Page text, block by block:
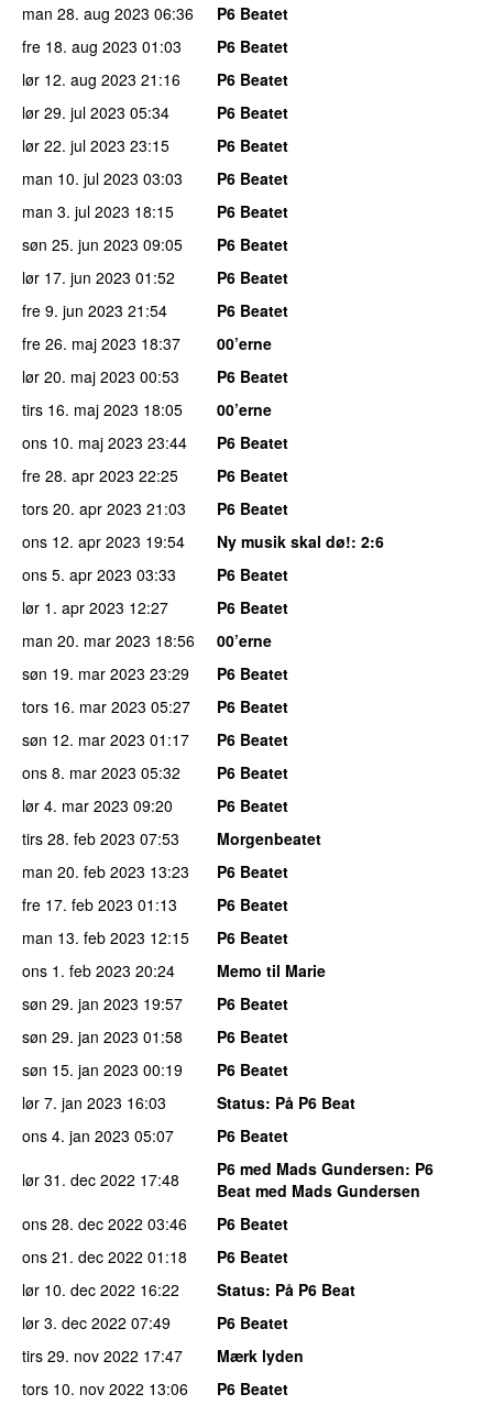
man 28. aug 2023 06:36
P6 Beatet
fre 18. aug 2023 01:03
P6 Beatet
lør 12. aug 2023 21:16
P6 Beatet
lør 29. jul 2023 05:34
P6 Beatet
lør 22. jul 2023 23:15
P6 Beatet
man 10. jul 2023 03:03
P6 Beatet
man 3. jul 2023 18:15
P6 Beatet
søn 25. jun 2023 09:05
P6 Beatet
lør 17. jun 2023 01:52
P6 Beatet
fre 9. jun 2023 21:54
P6 Beatet
fre 26. maj 2023 18:37
00’erne
lør 20. maj 2023 00:53
P6 Beatet
tirs 16. maj 2023 18:05
00’erne
ons 10. maj 2023 23:44
P6 Beatet
fre 28. apr 2023 22:25
P6 Beatet
tors 20. apr 2023 21:03
P6 Beatet
ons 12. apr 2023 19:54 Ny musik skal dø!: 2:6
ons 5. apr 2023 03:33
P6 Beatet
lør 1. apr 2023 12:27
P6 Beatet
man 20. mar 2023 18:56
00’erne
søn 19. mar 2023 23:29
P6 Beatet
tors 16. mar 2023 05:27
P6 Beatet
søn 12. mar 2023 01:17
P6 Beatet
ons 8. mar 2023 05:32
P6 Beatet
lør 4. mar 2023 09:20
P6 Beatet
tirs 28. feb 2023 07:53
Morgenbeatet
man 20. feb 2023 13:23
P6 Beatet
fre 17. feb 2023 01:13
P6 Beatet
man 13. feb 2023 12:15
P6 Beatet
ons 1. feb 2023 20:24
Memo til Marie
søn 29. jan 2023 19:57
P6 Beatet
søn 29. jan 2023 01:58
P6 Beatet
søn 15. jan 2023 00:19
P6 Beatet
lør 7. jan 2023 16:03 Status: På P6 Beat
ons 4. jan 2023 05:07
P6 Beatet
lør 31. dec 2022 17:48 P6 med Mads Gundersen: P6
Beat med Mads Gundersen
ons 28. dec 2022 03:46
P6 Beatet
ons 21. dec 2022 01:18
P6 Beatet
lør 10. dec 2022 16:22 Status: På P6 Beat
lør 3. dec 2022 07:49
P6 Beatet
tirs 29. nov 2022 17:47
Mærk lyden
tors 10. nov 2022 13:06
P6 Beatet